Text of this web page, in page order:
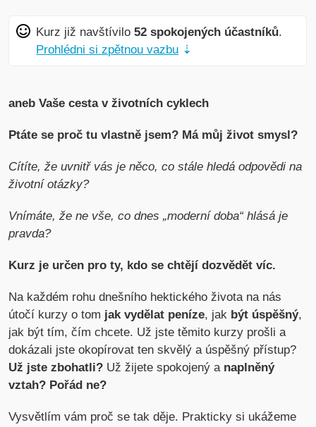
Kurz již navštívilo52 spokojených účastníků.
Prohlédni si zpětnou vazbu ⇣
aneb Vaše cesta v životních cyklech
Ptáte se proč tu vlastně jsem? Má můj život smysl?
Cítíte, že uvnitř vás je něco, co stále hledá odpovědi na
životní otázky?
Vnímáte, že ne vše, co dnes „moderní doba“ hlásá je
pravda?
Kurz je určen pro ty, kdo se chtějí dozvědět víc.
Na každém rohu dnešního hektického života na nás
útočí kurzy o tom jak vydělat peníze, jak být úspěšný,
jak být tím, čím chcete. Už jste těmito kurzy prošli a
dokázali jste okopírovat ten skvělý a úspěšný přístup?
Už jste zbohatli? Už žijete spokojený anaplněný
vztah? Pořád ne?
Vysvětlím vám proč se tak děje. Prakticky si ukážeme